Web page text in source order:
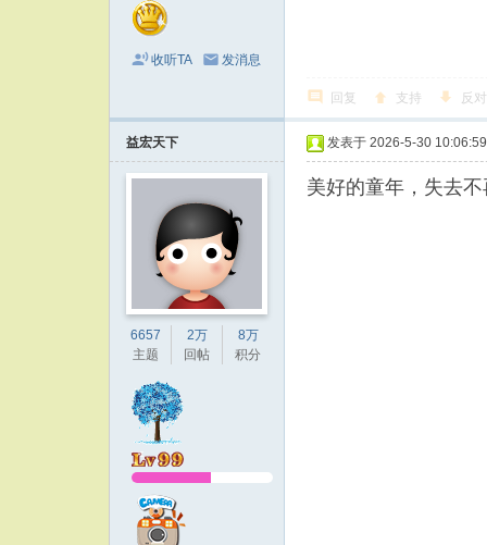
收听TA 发消息
回复 支持 反对
益宏天下
6657
主题
2万
回帖
8万
积分
发表于 2026-5-30 10:06:59
美好的童年，失去